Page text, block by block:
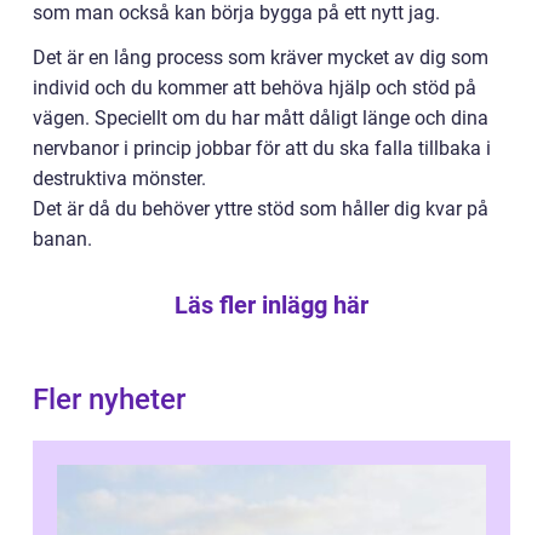
som man också kan börja bygga på ett nytt jag.
Det är en lång process som kräver mycket av dig som
individ och du kommer att behöva hjälp och stöd på
vägen. Speciellt om du har mått dåligt länge och dina
nervbanor i princip jobbar för att du ska falla tillbaka i
destruktiva mönster.
Det är då du behöver yttre stöd som håller dig kvar på
banan.
Läs fler inlägg här
Fler nyheter